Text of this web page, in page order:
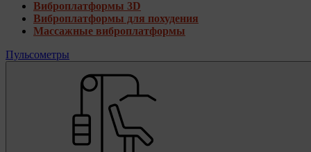
Виброплатформы 3D
Виброплатформы для похудения
Массажные виброплатформы
Пульсометры